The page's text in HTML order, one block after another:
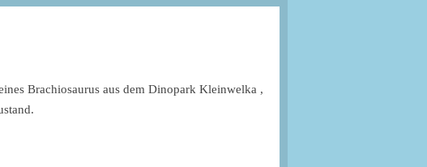
Brachiosaurus aus dem Dinopark Kleinwelka ,